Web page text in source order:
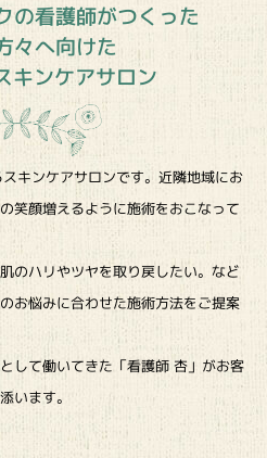
の看護師がつくった
々へ向けた
キンケアサロン
キンケアサロンです。近隣地域にお
笑顔増えるように施術をおこなって
のハリやツヤを取り戻したい。など
お悩みに合わせた施術方法をご提案
して働いてきた「看護師 杏」がお客
います。